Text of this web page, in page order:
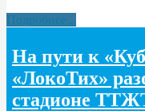
Подробнее...
На пути к
«ЛокоТих»
стадионе